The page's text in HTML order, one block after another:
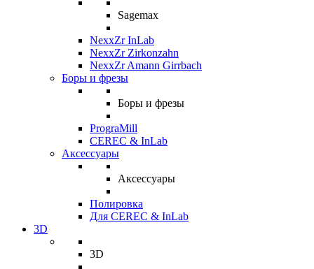
Sagemax
NexxZr InLab
NexxZr Zirkonzahn
NexxZr Amann Girrbach
Боры и фрезы
Боры и фрезы
PrograMill
CEREC & InLab
Аксессуары
Аксессуары
Полировка
Для CEREC & InLab
3D
3D